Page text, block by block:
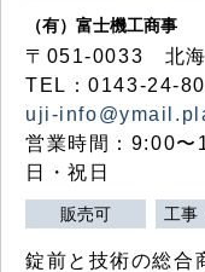
（有）富士機工商事
〒051-0033 北海
TEL：0143-24-
uji-
営業時間：9:00〜
日・祝日
販売可 工事
錠前と技術の総合